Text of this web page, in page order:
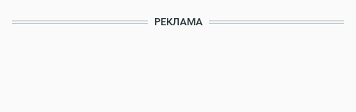
РЕКЛАМА